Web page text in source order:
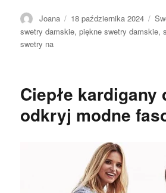
Autor
Joana Opublikowano
18 października 2024
swetry damskie,piękne swetry damskie,
swetry na
Ciepłe kardigany
odkryj modne